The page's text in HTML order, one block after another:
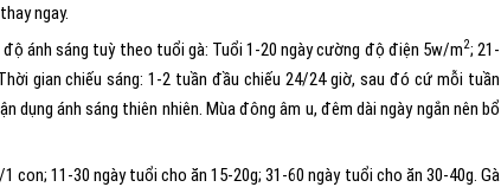
ngay.
ánh sáng tuỳ theo tuổi gà: Tuổi 1-20 ngày cường độ điện 5w/m2; 21-
gian chiếu sáng: 1-2 tuần đầu chiếu 24/24 giờ, sau đó cứ mỗi tuần
ánh sáng thiên nhiên. Mùa đông âm u, đêm dài ngày ngắn nên bổ
11-30 ngày tuổi cho ăn 15-20g; 31-60 ngày tuổi cho ăn 30-40g. Gà